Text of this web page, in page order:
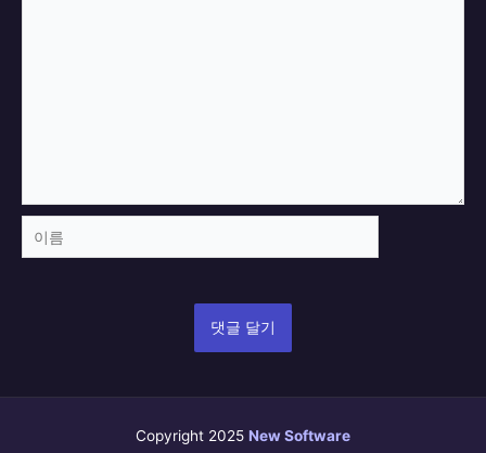
름
Copyright 2025 New Software